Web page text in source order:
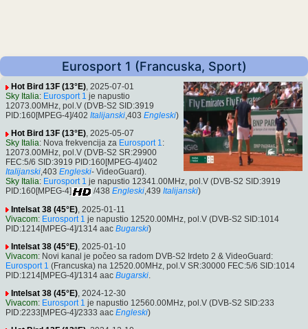
Eurosport 1 (Francuska, Sport)
Hot Bird 13F (13°E), 2025-07-01
Sky Italia: Eurosport 1 je napustio
12073.00MHz, pol.V (DVB-S2 SID:3919
PID:160[MPEG-4]/402 Italijanski,403 Engleski)
Hot Bird 13F (13°E), 2025-05-07
Sky Italia: Nova frekvencija za Eurosport 1:
12073.00MHz, pol.V (DVB-S2 SR:29900
FEC:5/6 SID:3919 PID:160[MPEG-4]/402
Italijanski,403 Engleski- VideoGuard).
Sky Italia: Eurosport 1 je napustio 12341.00MHz, pol.V (DVB-S2 SID:3919
PID:160[MPEG-4]
/438 Engleski,439 Italijanski)
Intelsat 38 (45°E) , 2025-01-11
Vivacom: Eurosport 1 je napustio 12520.00MHz, pol.V (DVB-S2 SID:1014
PID:1214[MPEG-4]/1314 aac Bugarski)
Intelsat 38 (45°E) , 2025-01-10
Vivacom: Novi kanal je počeo sa radom DVB-S2 Irdeto 2 & VideoGuard:
Eurosport 1 (Francuska) na 12520.00MHz, pol.V SR:30000 FEC:5/6 SID:1014
PID:1214[MPEG-4]/1314 aac Bugarski
Intelsat 38 (45°E) , 2024-12-30
Vivacom: Eurosport 1 je napustio 12560.00MHz, pol.V (DVB-S2 SID:233
PID:2233[MPEG-4]/2333 aac Engleski)